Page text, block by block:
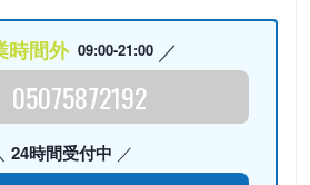
時間外 09:00-21:00
05075872192
24時間受付中